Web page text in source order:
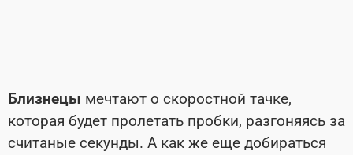
Близнецы мечтают о скоростной тачке,
которая будет пролетать пробки, разгоняясь за
считаные секунды. А как же еще добираться